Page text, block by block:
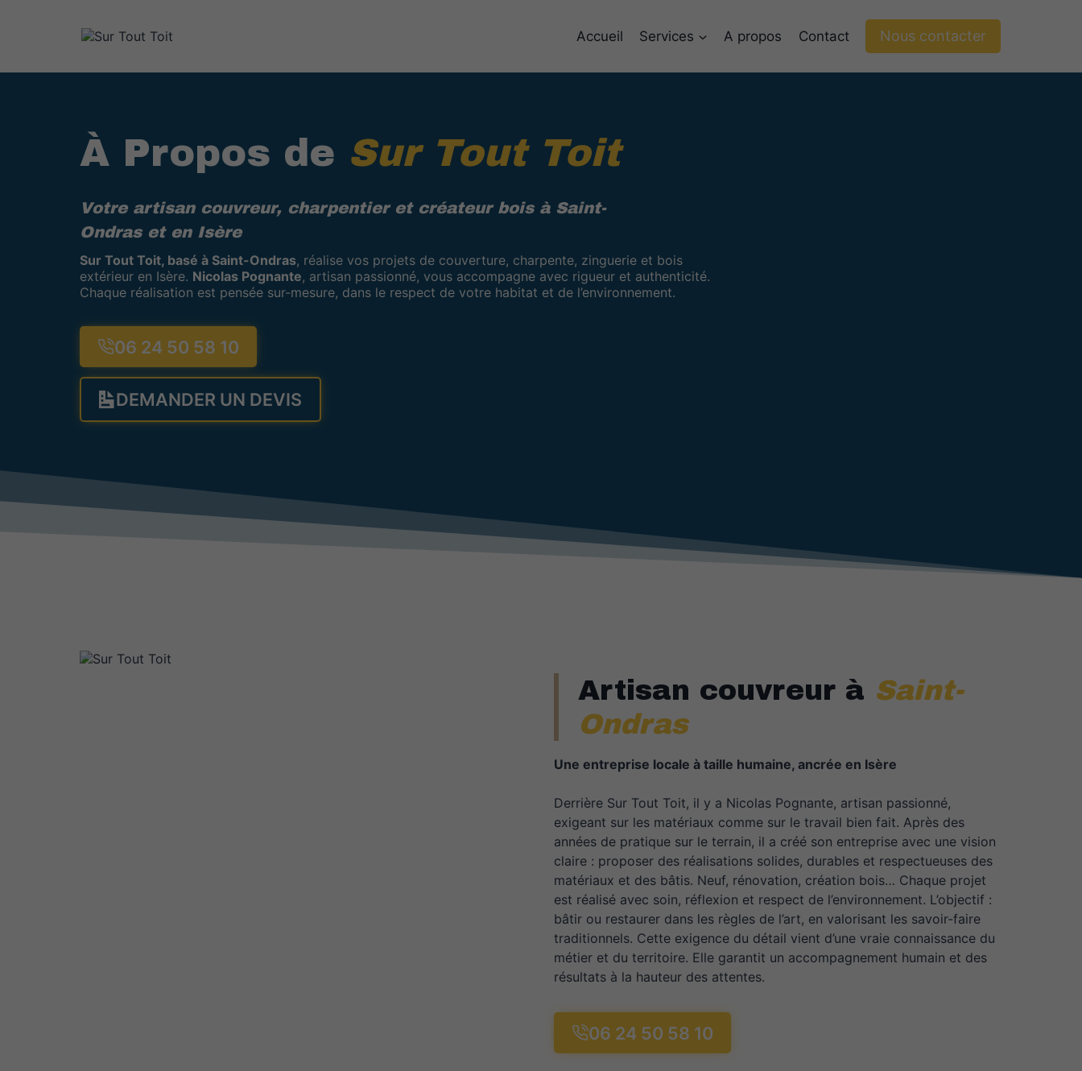
Accueil Services A propos Contact Nous contacter
À Propos de Sur Tout Toit
Votre artisan couvreur, charpentier et créateur bois à Saint-
Ondras et en Isère
Sur Tout Toit, basé à Saint-Ondras, réalise vos projets de couverture, charpente, zinguerie et bois
extérieur en Isère. Nicolas Pognante, artisan passionné, vous accompagne avec rigueur et authenticité.
Chaque réalisation est pensée sur-mesure, dans le respect de votre habitat et de l’environnement.
06 24 50 58 10
DEMANDER UN DEVIS
Artisan couvreur à Saint-
Ondras
Une entreprise locale à taille humaine, ancrée en Isère
Derrière Sur Tout Toit, il y a Nicolas Pognante, artisan passionné,
exigeant sur les matériaux comme sur le travail bien fait. Après des
années de pratique sur le terrain, il a créé son entreprise avec une vision
claire : proposer des réalisations solides, durables et respectueuses des
matériaux et des bâtis. Neuf, rénovation, création bois… Chaque projet
est réalisé avec soin, réflexion et respect de l’environnement. L’objectif :
bâtir ou restaurer dans les règles de l’art, en valorisant les savoir-faire
traditionnels. Cette exigence du détail vient d’une vraie connaissance du
métier et du territoire. Elle garantit un accompagnement humain et des
résultats à la hauteur des attentes.
06 24 50 58 10